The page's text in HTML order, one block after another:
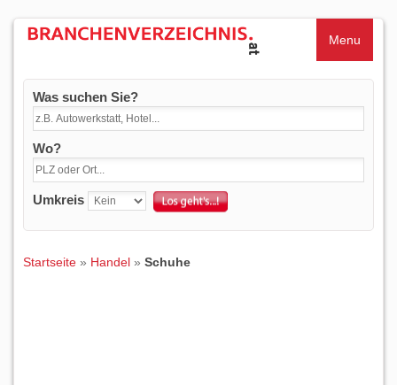
Menu
Was suchen Sie?
Wo?
Umkreis
Startseite » Handel » Schuhe